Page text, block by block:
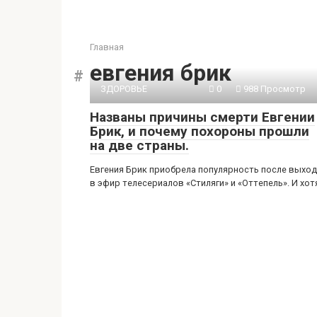
Главная
евгения брик
ЗДОРОВЬЕ 0 988 Просмотр
Названы причины смерти Евгении
Брик, и почему похороны прошли
на две страны.
Евгения Брик приобрела популярность после
в эфир телесериалов «Стиляги» и «Оттепель». И